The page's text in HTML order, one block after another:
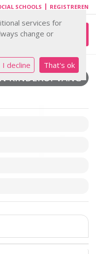
SCHOOLS | REGISTREREN
KINDEROPVANG
services for
change or
I decline That's ok